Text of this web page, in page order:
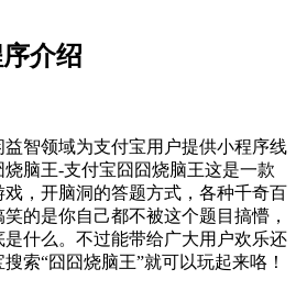
介绍
智领域为支付宝用户提供小程序线
烧脑王-支付宝囧囧烧脑王这是一款
，开脑洞的答题方式，各种千奇百
的是你自己都不被这个题目搞懵，
什么。不过能带给广大用户欢乐还
索“囧囧烧脑王”就可以玩起来咯！